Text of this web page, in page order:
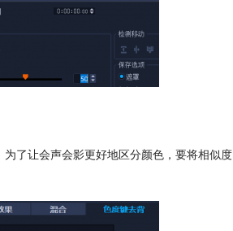
了让会声会影更好地区分颜色，要将相似度